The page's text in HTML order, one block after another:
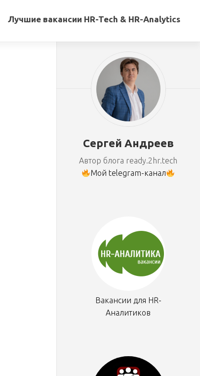
Лучшие вакансии HR-Tech & HR-Analytics
Сергей Андреев
Автор блога ready.2hr.tech
Мой telegram-канал
Вакансии для HR-
Аналитиков